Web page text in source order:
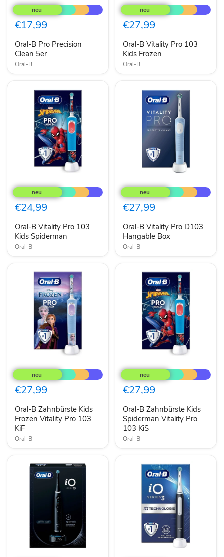
B
Pro
Precision
Clean
€17,99
Oral-B Pro Precision
Clean 5er
Oral-B
B
Vitality
Pro
103
Frozen
€27,99
Oral-B Vitality Pro 103
Kids Frozen
Oral-B
B
Vitality
Pro
103
Spiderman
€24,99
Oral-B Vitality Pro 103
Kids Spiderman
Oral-B
B
Vitality
Pro
D103
Box
€27,99
Oral-B Vitality Pro D103
Hangable Box
Oral-B
B
Zahnbürste
Kids
Frozen
Pro
103
KiF
€27,99
Oral-B Zahnbürste Kids
Frozen Vitality Pro 103
KiF
Oral-B
B
Zahnbürste
Kids
Spiderman
Pro
103
KiS
€27,99
Oral-B Zahnbürste Kids
Spiderman Vitality Pro
103 KiS
Oral-B